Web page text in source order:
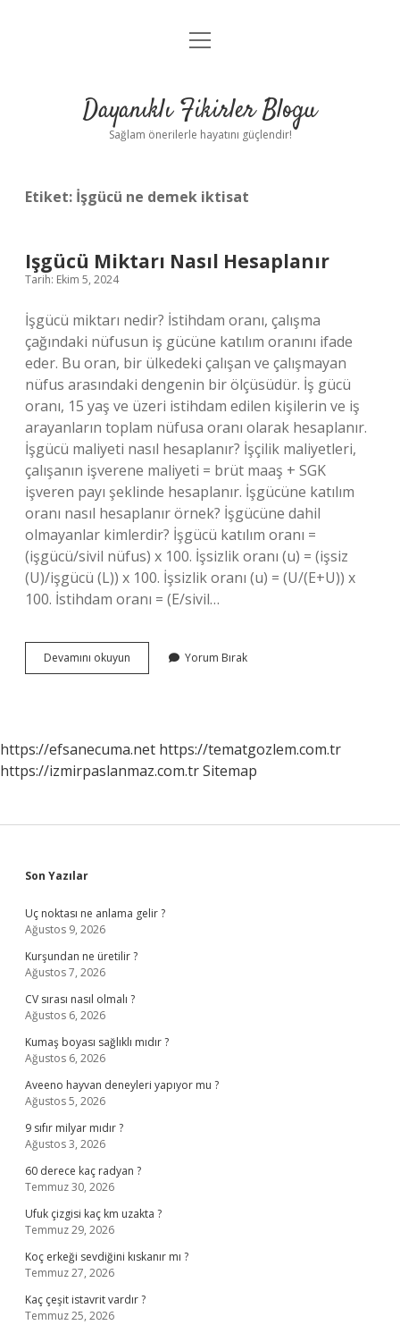
Anasayfa
Yasal Uyarı
menüyü
Dayanıklı Fikirler Blogu
Sağlam önerilerle hayatını güçlendir!
Etiket: İşgücü ne demek iktisat
Işgücü Miktarı Nasıl Hesaplanır
Tarih: Ekim 5, 2024
İşgücü miktarı nedir? İstihdam oranı, çalışma
çağındaki nüfusun iş gücüne katılım oranını ifade
eder. Bu oran, bir ülkedeki çalışan ve çalışmayan
nüfus arasındaki dengenin bir ölçüsüdür. İş gücü
oranı, 15 yaş ve üzeri istihdam edilen kişilerin ve iş
arayanların toplam nüfusa oranı olarak hesaplanır.
İşgücü maliyeti nasıl hesaplanır? İşçilik maliyetleri,
çalışanın işverene maliyeti = brüt maaş + SGK
işveren payı şeklinde hesaplanır. İşgücüne katılım
oranı nasıl hesaplanır örnek? İşgücüne dahil
olmayanlar kimlerdir? İşgücü katılım oranı =
(işgücü/sivil nüfus) x 100. İşsizlik oranı (u) = (işsiz
(U)/işgücü (L)) x 100. İşsizlik oranı (u) = (U/(E+U)) x
100. İstihdam oranı = (E/sivil…
Devamını okuyun
Miktarı
Yorum Bırak
https://efsanecuma.net https://tematgozlem.com.tr
https://izmirpaslanmaz.com.trSitemap
Sidebar
Son Yazılar
Uç noktası ne anlama gelir ?
Ağustos 9, 2026
Kurşundan ne üretilir ?
Ağustos 7, 2026
CV sırası nasıl olmalı ?
Ağustos 6, 2026
Kumaş boyası sağlıklı mıdır ?
Ağustos 6, 2026
Aveeno hayvan deneyleri yapıyor mu ?
Ağustos 5, 2026
9 sıfır milyar mıdır ?
Ağustos 3, 2026
60 derece kaç radyan ?
Temmuz 30, 2026
Ufuk çizgisi kaç km uzakta ?
Temmuz 29, 2026
Koç erkeği sevdiğini kıskanır mı ?
Temmuz 27, 2026
Kaç çeşit istavrit vardır ?
Temmuz 25, 2026